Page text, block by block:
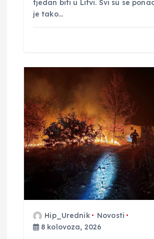
tjedan biti u Litvi. Svi su se
je tako…
Hip_Urednik
Novosti
8 kolovoza, 2026